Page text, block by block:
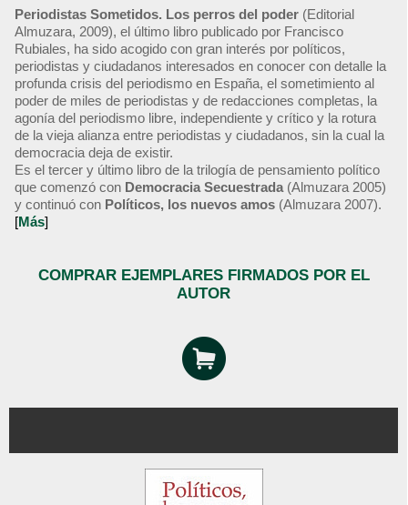
Periodistas Sometidos. Los perros del poder (Editorial
Almuzara, 2009), el último libro publicado por Francisco
Rubiales, ha sido acogido con gran interés por políticos,
periodistas y ciudadanos interesados en conocer con detalle la
profunda crisis del periodismo en España, el sometimiento al
poder de miles de periodistas y de redacciones completas, la
agonía del periodismo libre, independiente y crítico y la rotura
de la vieja alianza entre periodistas y ciudadanos, sin la cual la
democracia deja de existir.
Es el tercer y último libro de la trilogía de pensamiento político
que comenzó con Democracia Secuestrada (Almuzara 2005)
y continuó con Políticos, los nuevos amos (Almuzara 2007).
[Más]
COMPRAR EJEMPLARES FIRMADOS POR EL
AUTOR